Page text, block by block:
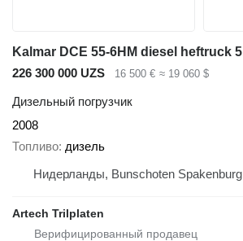
226 300 000 UZS 16 500 € ≈ 19 060 $
Дизельный погрузчик
2008
Топливо дизель
Нидерланды, Bunschoten Spakenburg
Artech Trilplaten